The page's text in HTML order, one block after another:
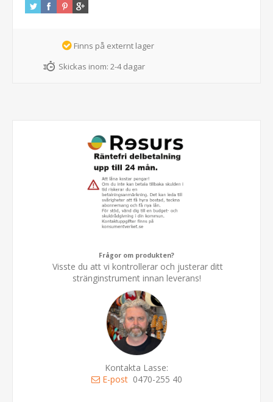
Finns på externt lager
Skickas inom: 2-4 dagar
Frågor om produkten?
Visste du att vi kontrollerar och justerar ditt
stränginstrument innan leverans!
Kontakta Lasse:
E-post0470-255 40